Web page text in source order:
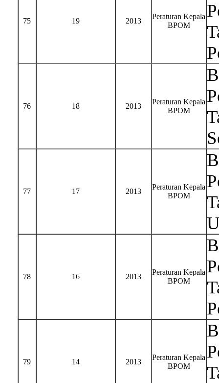
75 19 2013
Peraturan Kepala
BPOM
76 18 2013
Peraturan Kepala
BPOM
77 17 2013
Peraturan Kepala
BPOM
78 16 2013
Peraturan Kepala
BPOM
79 14 2013
Peraturan Kepala
BPOM